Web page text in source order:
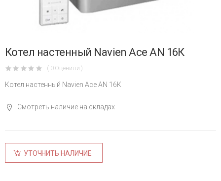
Котел настенный Navien Ace AN 16К
( 0 Оценили )
Котел настенный Navien Ace AN 16К
Смотреть наличие на складах
УТОЧНИТЬ НАЛИЧИЕ